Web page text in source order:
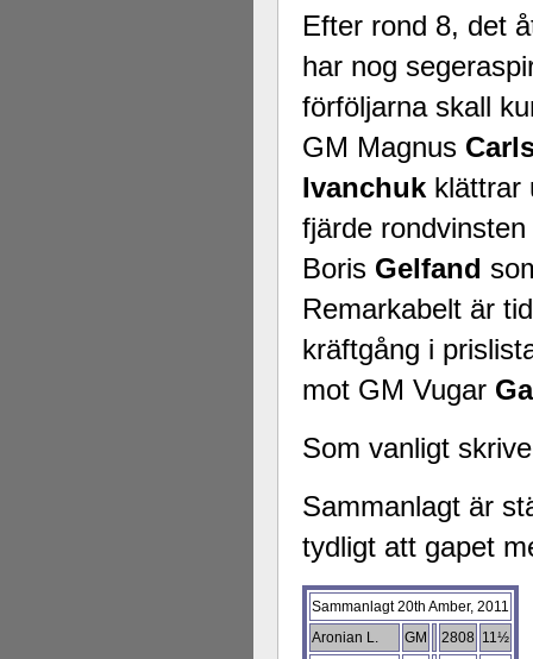
Efter rond 8, det
har nog
förföljarna skall
GM Magnus
Ivanchuk klättrar
fjärde
Boris Gelfand
Remarkabelt är
kräftgång i
mot GM Vugar
Som vanligt
Sammanlagt är
tydligt att gapet
Sammanlagt 20th Amber, 2011
Aronian L.
GM 2808 11½